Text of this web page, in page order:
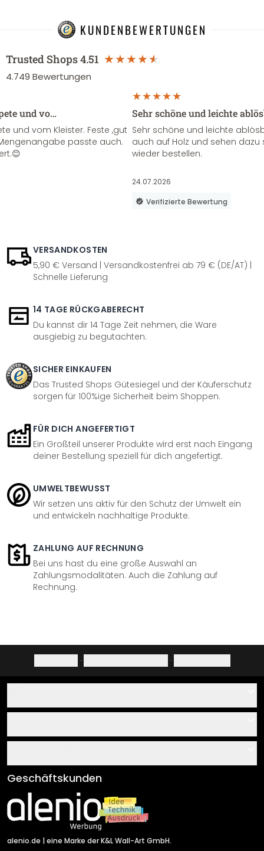
KUNDENBEWERTUNGEN
Trusted Shops4.51
4.749 Bewertungen
und vo…
und vom Kleister. Feste ,gut
passte auch.
Sehr schöne und leichte
Sehr schöne und leichte
auch auf Holz und sehen
wieder bestellen.
24.07.2026
Verifizierte Bewertung
VERSANDKOSTEN
5,90 € Versand | Versandkostenfrei ab 79 € (DE/AT) |
Schnelle Lieferung
14 TAGE RÜCKGABERECHT
Du kannst dir 14 Tage Zeit nehmen, die Ware
ausgiebig zu begutachten.
SICHER EINKAUFEN
Das Trusted Shops Gütesiegel und der Käuferschutz
sorgen für 100%ige Sicherheit beim Shoppen.
FÜR DICH ANGEFERTIGT
Ein Großteil unserer Produkte wird erst nach Eingang
deiner Bestellung speziell für dich angefertigt.
UMWELTBEWUSST
Wir setzen uns aktiv für den Schutz der Umwelt ein
und entwickeln nachhaltige Produkte.
ZAHLUNG AUF RECHNUNG
Bei uns hast du eine große Auswahl an
Zahlungsmodalitäten. Auch die Zahlung auf
Rechnung.
· ·
Über uns
Klebe- und Montageanleitungen
Newsletter An-/Abmeldung
Sendungsverfolgung
AGB
Impressum
Versand & Zahlung
Rücksendung
Geschäftskunden
alenio.de | eine Marke der K&L Wall-Art GmbH.